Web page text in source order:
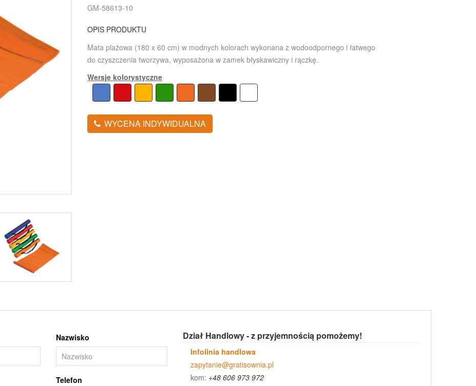
GM-58613-10
OPIS PRODUKTU
Mata plażowa (180 x 60 cm) w modnych kolorach wykonana z wodoodpornego i łatwego
do czyszczenia tworzywa, wyposażona w zamek błyskawiczny i rączkę.
Wersje kolorystyczne
WYCENA INDYWIDUALNA
Nazwisko
Telefon
Dział Handlowy - z przyjemnością pomożemy!
Infolinia handlowa
zapytanie@gratisownia.pl
kom: +48 606 973 972